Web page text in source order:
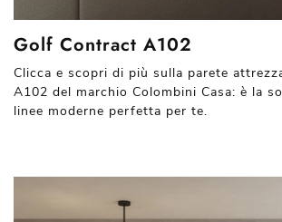
Golf Contract A102
Clicca e scopri di più sulla parete
A102 del marchio Colombini Casa: è la
linee moderne perfetta per te.